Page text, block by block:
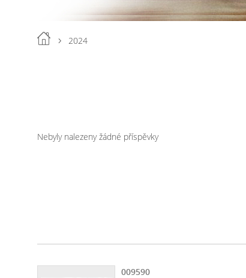
2024
Nebyly nalezeny žádné příspěvky
009590